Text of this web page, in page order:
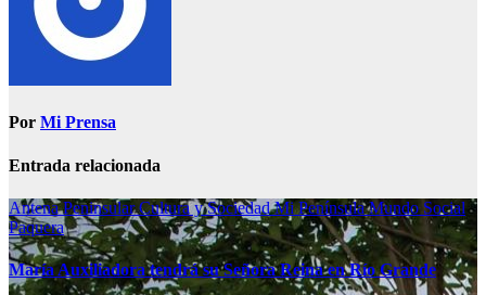
Por Mi Prensa
Entrada relacionada
Antena PeninsularCultura y SociedadMi PenínsulaMundo Social
Paquera
María Auxiliadora tendrá su Señora Reina en Río Grande